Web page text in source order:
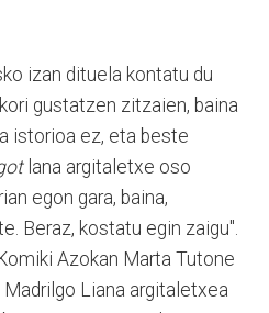
izan dituela kontatu du
gustatzen zitzaien, baina
istorioa ez, eta beste
lana argitaletxe oso
egon gara, baina,
Beraz, kostatu egin zaigu".
Azokan Marta Tutone
Liana argitaletxea